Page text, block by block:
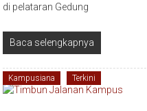
di pelataran Gedung
Baca selengkapnya
Kampusiana Terkini